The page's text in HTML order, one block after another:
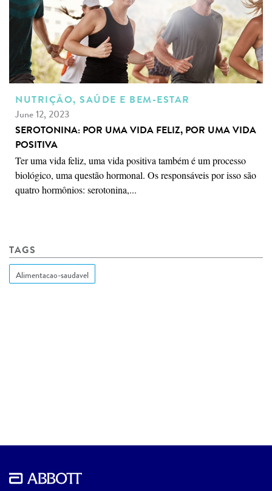
NUTRIÇÃO, SAÚDE E BEM-ESTAR
June 12, 2023
SEROTONINA: POR UMA VIDA FELIZ, POR UMA VIDA
POSITIVA
Ter uma vida feliz, uma vida positiva também é um processo
biológico, uma questão hormonal. Os responsáveis por isso são
quatro hormônios: serotonina,...
TAGS
Alimentacao-saudavel